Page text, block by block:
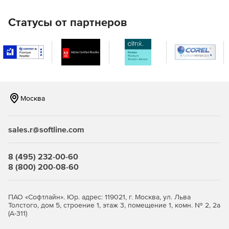
Типы уроков: видео, аудио, текст, импорт файлов
Google Doc,
Создание/редактирование планов развития.
Назначение курсов/планов развития на
пользователей.
Управление обучением в рамках групп.
Статусы от партнеров
Москва
sales.r@softline.com
8 (495) 232-00-60
8 (800) 200-08-60
ПАО «Софтлайн». Юр. адрес: 119021, г. Москва, ул. Льва
Толстого, дом 5, строение 1, этаж 3, помещение 1, комн. № 2, 2а
(А-311)